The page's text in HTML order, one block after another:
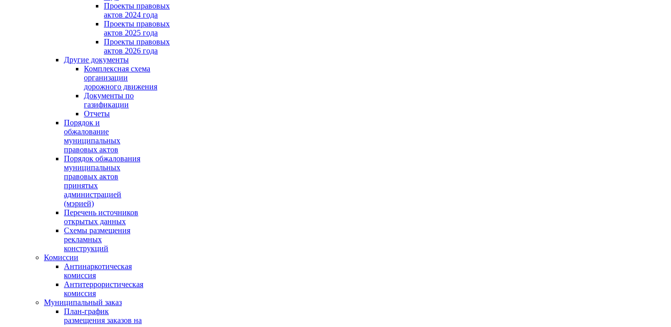
Проекты правовых
актов 2024 года
Проекты правовых
актов 2025 года
Проекты правовых
актов 2026 года
Другие документы
Комплексная схема
организации
дорожного движения
Документы по
газификации
Отчеты
Порядок и
обжалование
муниципальных
правовых актов
Порядок обжалования
муниципальных
правовых актов
принятых
администрацией
(мэрией)
Перечень источников
открытых данных
Схемы размещения
рекламных
конструкций
Комиссии
Антинаркотическая
комиссия
Антитеррористическая
комиссия
Муниципальный заказ
План-график
размещения заказов на